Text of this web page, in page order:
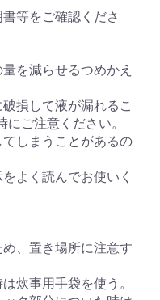
等をご確認くださ
を減らせるつめかえ
損して液が漏れるこ
ご注意ください。
しまうことがあるの
よく読んでお使いく
、置き場所に注意す
炊事用手袋を使う。